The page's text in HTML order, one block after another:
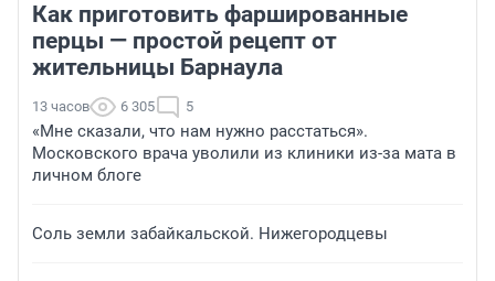
Как приготовить фаршированные
перцы — простой рецепт от
жительницы Барнаула
13 часов 6 305 5
«Мне сказали, что нам нужно расстаться».
Московского врача уволили из клиники из-за мата в
личном блоге
Соль земли забайкальской. Нижегородцевы